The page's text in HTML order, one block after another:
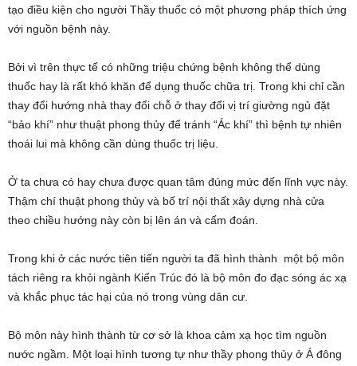
tạo điều kiện cho người Thầy thuốc có một phương pháp thích ứng
với nguồn bệnh này.
Bởi vì trên thực tế có những triệu chứng bệnh không thể dùng
thuốc hay là rất khó khăn để dụng thuốc chữa trị. Trong khi chỉ cần
thay đổi hướng nhà thay đổi chỗ ở thay đổi vị trí giường ngủ đặt
“bảo khí” như thuật phong thủy để tránh “Ác khí” thì bệnh tự nhiên
thoái lui mà không cần dùng thuốc trị liệu.
Ở ta chưa có hay chưa được quan tâm đúng mức đến lĩnh vực này.
Thậm chí thuật phong thủy và bố trí nội thất xây dựng nhà cửa
theo chiều hướng này còn bị lên án và cấm đoán.
Trong khi ở các nước tiên tiến người ta đã hình thành một bộ môn
tách riêng ra khỏi ngành Kiến Trúc đó là bộ môn đo đạc sóng ác xạ
và khắc phục tác hại của nó trong vùng dân cư.
Bộ môn này hình thành từ cơ sở là khoa cảm xạ học tìm nguồn
nước ngầm. Một loại hình tương tự như thầy phong thủy ở Á đông